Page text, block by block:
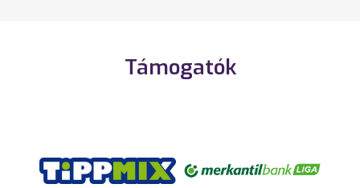
Támogatók